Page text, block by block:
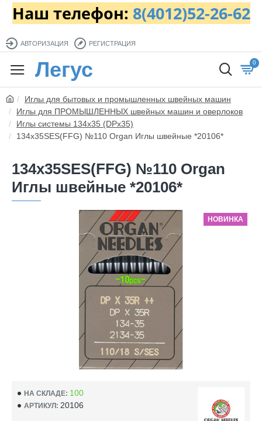
Наш телефон: 8(4012)52-26-62
АВТОРИЗАЦИЯ РЕГИСТРАЦИЯ
Легус 0
Иглы для бытовых и промышленных швейных машин
Иглы для ПРОМЫШЛЕННЫХ швейных машин и оверлоков
Иглы системы 134x35 (DPx35)
134x35SES(FFG) №110 Organ Иглы швейные *20106*
134x35SES(FFG) №110 Organ
Иглы швейные *20106*
НОВИНКА
НА СКЛАДЕ: 100
АРТИКУЛ: 20106